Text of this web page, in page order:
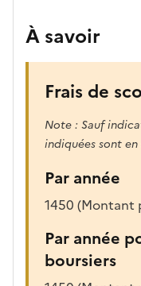
À savoir
Frais de
Note : Sauf
indiquées sont en
Par année
1450 (Montant
Par année
boursiers